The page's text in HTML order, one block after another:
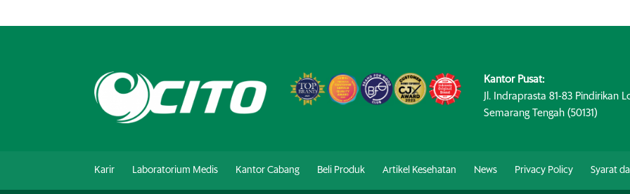
Kantor Pusat:
Jl. Indraprasta 81-83 Pindirikan
Semarang Tengah (50131)
Karir Laboratorium Medis Kantor Cabang Beli Produk Artikel Kesehatan News Privacy Policy Syarat